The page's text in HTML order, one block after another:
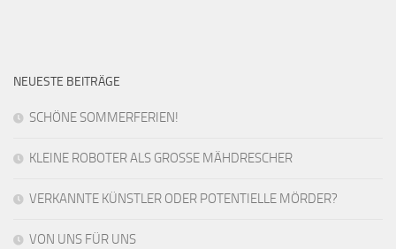
NEUESTE BEITRÄGE
SCHÖNE SOMMERFERIEN!
KLEINE ROBOTER ALS GROSSE MÄHDRESCHER
VERKANNTE KÜNSTLER ODER POTENTIELLE MÖRDER?
VON UNS FÜR UNS